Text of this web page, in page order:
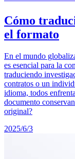
Cómo
el formato
En el mundo
es esencial para la
traduciendo
contratos o un
idioma, todos
documento
original?
2025/6/3